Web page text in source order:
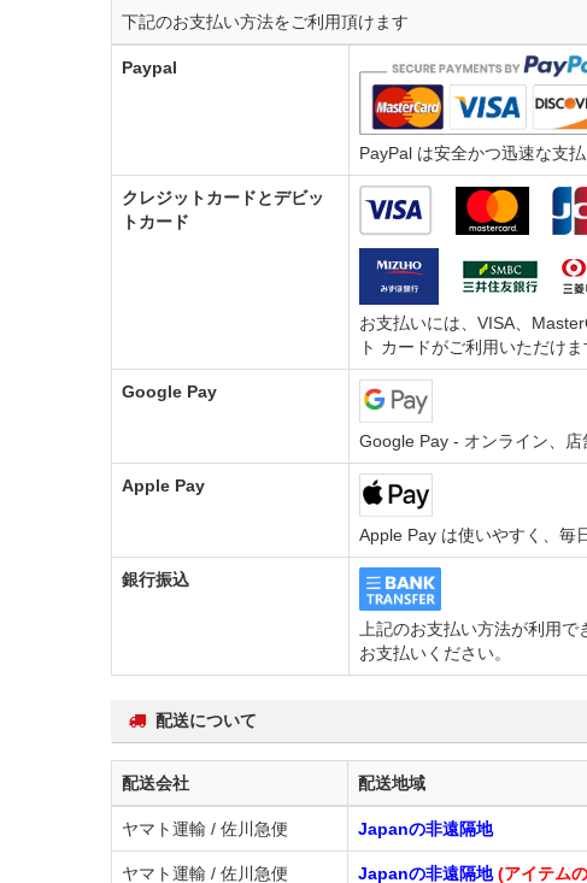
下記のお支払い方法をご利用頂けます
Paypal
PayPal は安全かつ迅速な支
クレジットカードとデビッ
トカード
お支払いには、VISA、
ト カードがご利用いただけま
Google Pay
Google Pay - オンライン、店
Apple Pay
Apple Pay は使いやすく、毎
銀行振込
上記のお支払い方法が利用
お支払いください。
配送について
配送会社 配送地域
ヤマト運輸 / 佐川急便 Japanの非遠隔地
ヤマト運輸 / 佐川急便 Japanの非遠隔地(アイテム